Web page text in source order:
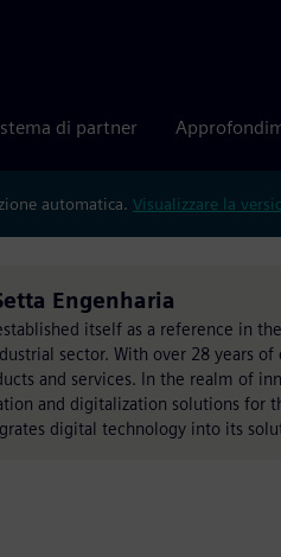
di partner
automatica. Visualizzare la
Engenharia
itself as a reference in
sector. With over 28 years
and services. In the realm of
and digitalization solutions for
digital technology into its